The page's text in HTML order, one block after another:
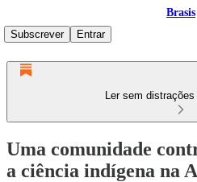
Brasis
Subscrever
Entrar
Ler sem
Uma comunidade
a ciência indígena na